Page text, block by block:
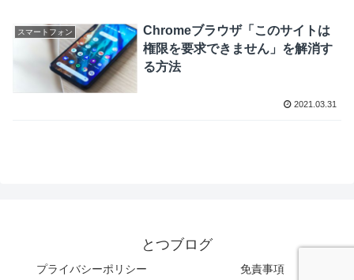
スマートフォン
Chromeブラウザ「このサイトは
権限を要求できません」を解消す
る方法
2021.03.31
とつブログ
プライバシーポリシー 免責事項